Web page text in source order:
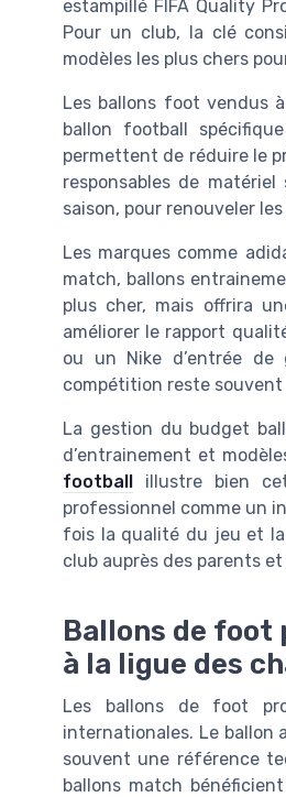
estampillé FIFA Quality
Pour un club, la clé
modèles les plus chers
Les ballons foot vendus
ballon football
permettent de réduire le
responsables de
saison, pour renouveler
Les marques comme
match, ballons
plus cher, mais offrira
améliorer le rapport
ou un Nike d’entrée de
compétition reste
La gestion du budget
d’entrainement et
football illustre bien
professionnel comme un
fois la qualité du jeu et
club auprès des parents
Ballons de foot
à la ligue des
Les ballons de foot
internationales. Le ballon
souvent une référence
ballons match